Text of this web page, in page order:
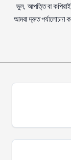
ভুল, আপত্তি বা
আমরা দ্রুত পর্যালোচনা